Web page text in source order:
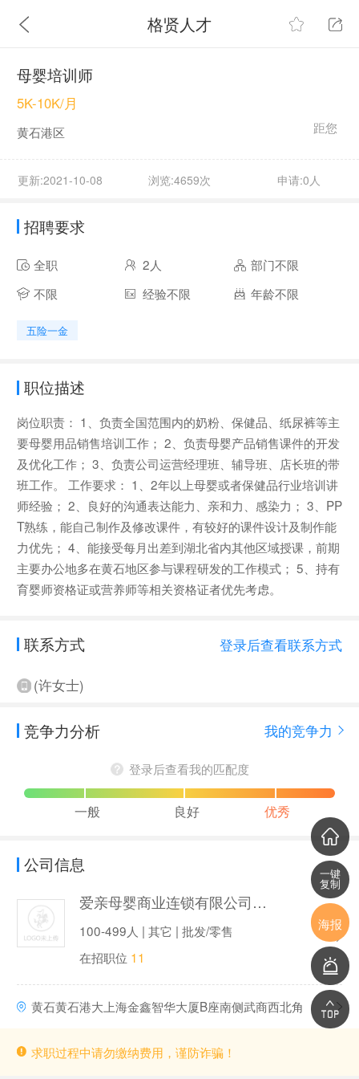
格贤人才
母婴培训师
距您
5K-10K/月
黄石港区
更新:2021-10-08 浏览:4659次 申请:0人
招聘要求
全职 2人
部门不限
不限
经验不限 年龄不限
五险一金
职位描述
岗位职责： 1、负责全国范围内的奶粉、保健品、纸尿裤等主
要母婴用品销售培训工作； 2、负责母婴产品销售课件的开发
及优化工作； 3、负责公司运营经理班、辅导班、店长班的带
班工作。 工作要求： 1、2年以上母婴或者保健品行业培训讲
师经验； 2、良好的沟通表达能力、亲和力、感染力； 3、PP
T熟练，能自己制作及修改课件，有较好的课件设计及制作能
力优先； 4、能接受每月出差到湖北省内其他区域授课，前期
主要办公地多在黄石地区参与课程研发的工作模式； 5、持有
育婴师资格证或营养师等相关资格证者优先考虑。
联系方式 登录后查看联系方式
(许女士)
竞争力分析 我的竞争力
登录后查看我的匹配度
一般 良好 优秀
公司信息
爱亲母婴商业连锁有限公司（爱亲母婴）
100-499人 | 其它 | 批发/零售
在招职位 11
黄石黄石港大上海金鑫智华大厦B座南侧武商西北角
求职过程中请勿缴纳费用，谨防诈骗！
一键
复制
海报